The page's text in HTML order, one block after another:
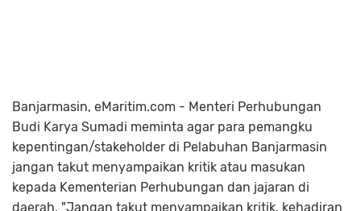
Banjarmasin, eMaritim.com - Menteri Perhubungan
Budi Karya Sumadi meminta agar para pemangku
kepentingan/stakeholder di Pelabuhan Banjarmasin
jangan takut menyampaikan kritik atau masukan
kepada Kementerian Perhubungan dan jajaran di
daerah. "Jangan takut menyampaikan kritik, kehadiran